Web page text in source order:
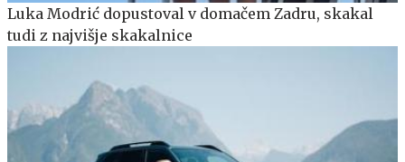
Luka Modrić dopustoval v domačem Zadru, skakal
tudi z najvišje skakalnice